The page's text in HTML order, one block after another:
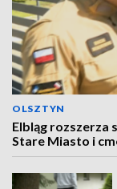
OLSZTYN
Elbląg rozszerza
Stare Miasto i